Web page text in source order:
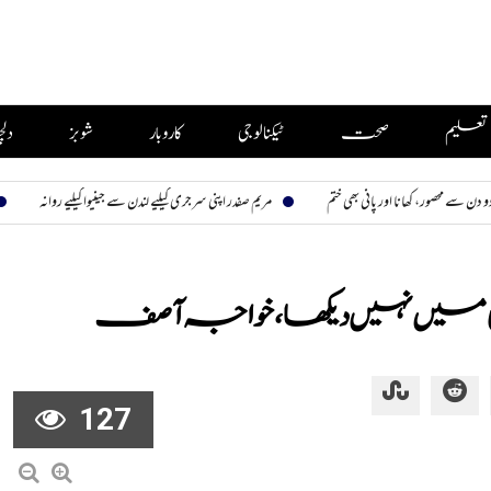
تعلیم صحت ٹیکنالوجی کاروبار شوبز
کھانا اور پانی بھی ختم مریم صفدر اپنی سرجری کیلیے لندن سے جینیوا کیلیے روانہ
میں نہیں دیکھا، خواجہ آصف
127